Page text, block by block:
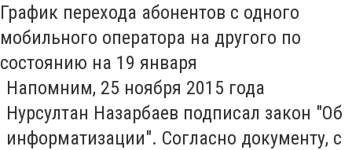
График перехода абонентов с одного
мобильного оператора на другого по
состоянию на 19 января
Напомним, 25 ноября 2015 года
Нурсултан Назарбаев подписал закон "Об
информатизации". Согласно документу, с